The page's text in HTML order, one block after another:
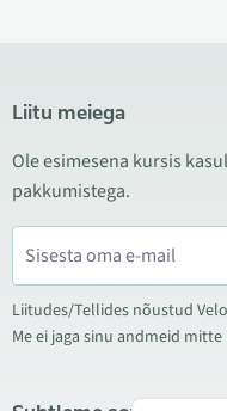
Liitu meiega
Ole esimesena kursis
pakkumistega.
Liitudes/Tellides nõustud
Me ei jaga sinu andmeid